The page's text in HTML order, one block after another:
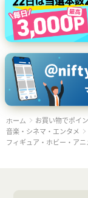
ホーム お買い物でポイ
音楽・シネマ・エンタメ
フィギュア・ホビー・アニ